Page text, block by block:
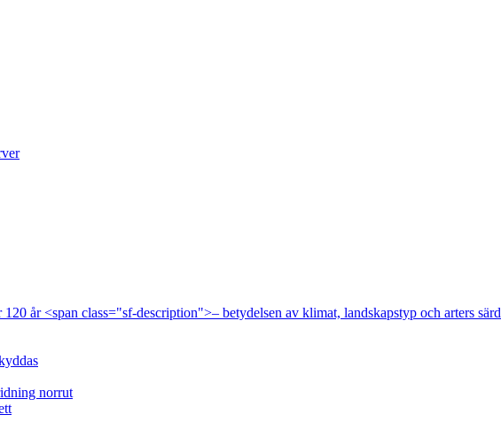
år <span class="sf-description">– betydelsen av klimat, landskapstyp och arters
norrut